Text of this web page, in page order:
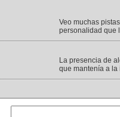
Veo muchas
personalidad que
La presencia de
que mantenía a